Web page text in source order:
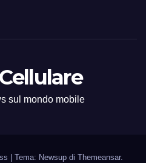
sul mondo mobile
| Tema: Newsup di Themeansar.